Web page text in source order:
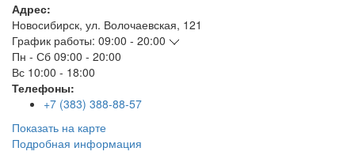
Адрес:
Новосибирск, ул. Волочаевская, 121
График работы: 09:00 - 20:00
Пн - Сб 09:00 - 20:00
Вс 10:00 - 18:00
Телефоны:
+7 (383) 388-88-57
Показать на карте
Подробная информация